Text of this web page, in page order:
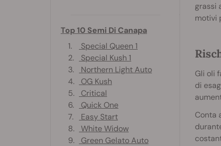
grassi
motivi
Gli oli
di
Conta
Top 10 Semi Di Canapa
1.
Special Queen 1
2.
Special Kush 1
3.
Northern Light Auto
4.
OG Kush
5.
Critical
6.
Quick One
7.
Easy Start
8.
White Widow
9.
Green Gelato Auto